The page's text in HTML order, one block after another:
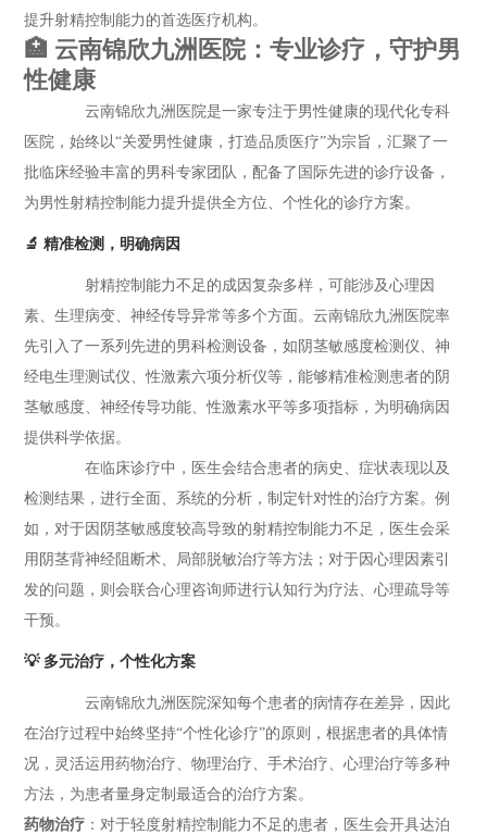
提升射精控制能力的首选医疗机构。
🏥 云南锦欣九洲医院：专业诊疗，守护男
性健康
云南锦欣九洲医院是一家专注于男性健康的现代化专科
医院，始终以“关爱男性健康，打造品质医疗”为宗旨，汇聚了一
批临床经验丰富的男科专家团队，配备了国际先进的诊疗设备，
为男性射精控制能力提升提供全方位、个性化的诊疗方案。
🔬 精准检测，明确病因
射精控制能力不足的成因复杂多样，可能涉及心理因
素、生理病变、神经传导异常等多个方面。云南锦欣九洲医院率
先引入了一系列先进的男科检测设备，如阴茎敏感度检测仪、神
经电生理测试仪、性激素六项分析仪等，能够精准检测患者的阴
茎敏感度、神经传导功能、性激素水平等多项指标，为明确病因
提供科学依据。
在临床诊疗中，医生会结合患者的病史、症状表现以及
检测结果，进行全面、系统的分析，制定针对性的治疗方案。例
如，对于因阴茎敏感度较高导致的射精控制能力不足，医生会采
用阴茎背神经阻断术、局部脱敏治疗等方法；对于因心理因素引
发的问题，则会联合心理咨询师进行认知行为疗法、心理疏导等
干预。
💡 多元治疗，个性化方案
云南锦欣九洲医院深知每个患者的病情存在差异，因此
在治疗过程中始终坚持“个性化诊疗”的原则，根据患者的具体情
况，灵活运用药物治疗、物理治疗、手术治疗、心理治疗等多种
方法，为患者量身定制最适合的治疗方案。
药物治疗 ：对于轻度射精控制能力不足的患者，医生会开具达泊